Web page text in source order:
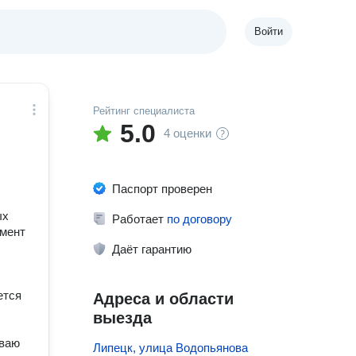
Войти
Рейтинг специалиста
5.0 4 оценки
Паспорт проверен
Работает по договору
Даёт гарантию
Адреса и области
выезда
Липецк, улица Водопьянова